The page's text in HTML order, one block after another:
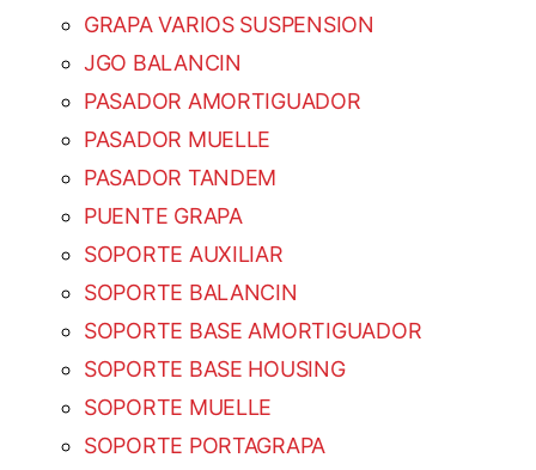
GRAPA VARIOS SUSPENSION
JGO BALANCIN
PASADOR AMORTIGUADOR
PASADOR MUELLE
PASADOR TANDEM
PUENTE GRAPA
SOPORTE AUXILIAR
SOPORTE BALANCIN
SOPORTE BASE AMORTIGUADOR
SOPORTE BASE HOUSING
SOPORTE MUELLE
SOPORTE PORTAGRAPA